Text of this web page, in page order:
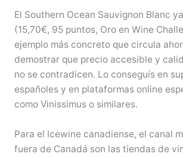
El Southern Ocean Sauvignon Blanc
(15,70€, 95 puntos, Oro en Wine
ejemplo más concreto que circula
demostrar que precio accesible y
no se contradicen. Lo conseguís en
españoles y en plataformas online
como Vinissimus o similares.
Para el Icewine canadiense, el canal
fuera de Canadá son las tiendas de